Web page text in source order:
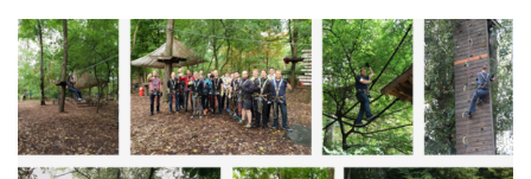
Türkei
Ungarn